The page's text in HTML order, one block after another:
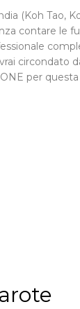
(Koh Tao,
contare le
circondato
per